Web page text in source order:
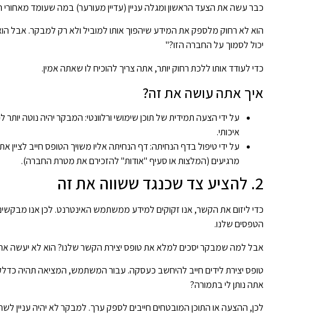
כבר עשה את הצעד הראשון ומגלה עניין (עדיין מעורער) במה שעומד מאחורי
הוא לא רחוק מלספק את המידע שיהפוך אותו למוביל ולא רק למבקר. אבל
יכול לסמוך על החברה הזו?"
כדי לעודד אותו ללכת רחוק יותר, אתה צריך להוכיח לו שאתה אמין.
איך אתה עושה את זה?
על ידי הצעה תמידית של תוכן שימושי ורלוונטי: המבקר יהיה נוטה
איכותי.
על ידי טיפול בדף הנחיתה: דף הנחיתה אליו משויך הטופס חייב לציין
מרגיעים (המלצות או סעיף "אודות" להזכירם את מטרת החברה).
2. להציע צד שכנגד ששווה את זה
כדי ליזום את הקשר, אנו זקוקים למידע ממשתמש האינטרנט. לכן אנו
הטפסים שלנו.
אבל למה שמבקר יסכים למלא את טופס יצירת הקשר שלנו? הוא לא יעשה את
טופס יצירת לידים חייב להיחשב כעסקה. עבור המשתמש, המציאה תהיה
אתה נותן לי בתמורה?
לכן, ההצעה או התוכן המובטחים חייבים לספק ערך. למבקר לא יהיה עניין